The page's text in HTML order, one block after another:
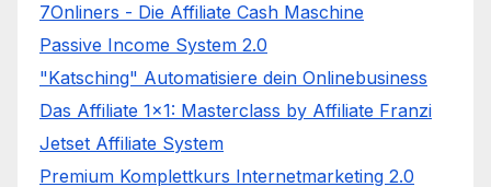
7Onliners - Die Affiliate Cash Maschine
Passive Income System 2.0
"Katsching" Automatisiere dein Onlinebusiness
Das Affiliate 1x1: Masterclass by Affiliate Franzi
Jetset Affiliate System
Premium Komplettkurs Internetmarketing 2.0